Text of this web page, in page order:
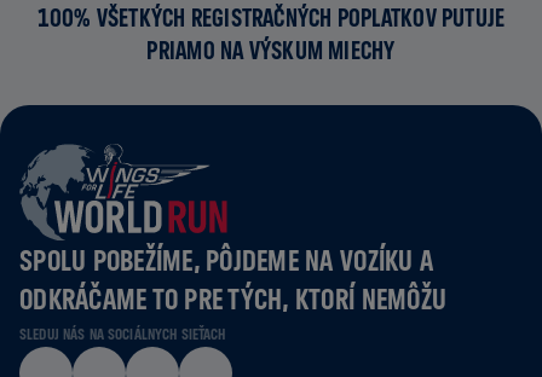
100% VŠETKÝCH REGISTRAČNÝCH POPLATKOV PUTUJE
PRIAMO NA VÝSKUM MIECHY
SPOLU POBEŽÍME, PÔJDEME NA VOZÍKU A
ODKRÁČAME TO PRE TÝCH, KTORÍ NEMÔŽU
SLEDUJ NÁS NA SOCIÁLNYCH SIEŤACH